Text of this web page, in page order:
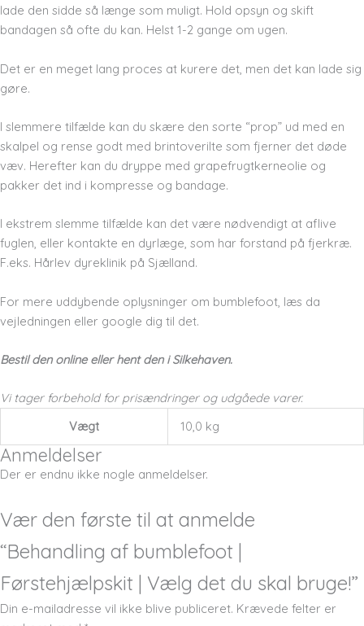
lade den sidde så længe som muligt. Hold opsyn og skift
bandagen så ofte du kan. Helst 1-2 gange om ugen.
Det er en meget lang proces at kurere det, men det kan lade sig
gøre.
I slemmere tilfælde kan du skære den sorte “prop” ud med en
skalpel og rense godt med brintoverilte som fjerner det døde
væv. Herefter kan du dryppe med grapefrugtkerneolie og
pakker det ind i kompresse og bandage.
I ekstrem slemme tilfælde kan det være nødvendigt at aflive
fuglen, eller kontakte en dyrlæge, som har forstand på fjerkræ.
F.eks. Hårlev dyreklinik på Sjælland.
For mere uddybende oplysninger om bumblefoot, læs da
vejledningen eller google dig til det.
Bestil den online eller hent den i Silkehaven.
Vi tager forbehold for prisændringer og udgåede varer.
Vægt
10,0 kg
Anmeldelser
Der er endnu ikke nogle anmeldelser.
Vær den første til at anmelde
“Behandling af bumblefoot |
Førstehjælpskit | Vælg det du skal bruge!”
Din e-mailadresse vil ikke blive publiceret. Krævede felter er